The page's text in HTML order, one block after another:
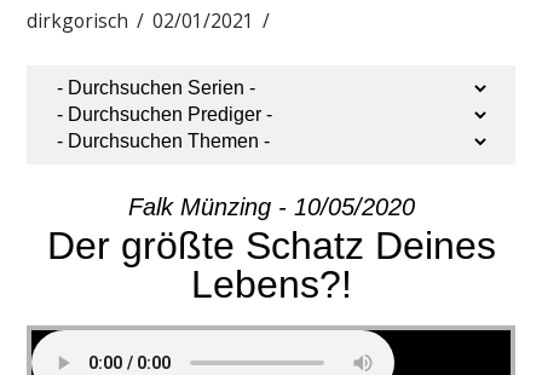
dirkgorisch 02/01/2021
Falk Münzing - 10/05/2020
Der größte Schatz Deines
Lebens?!